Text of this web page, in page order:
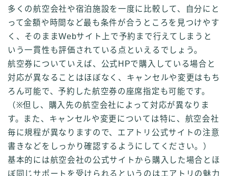
多くの航空会社や宿泊施設を一度に比較して、自分にと
って金額や時間など最も条件が合うところを見つけやす
く、そのままWebサイト上で予約まで行えてしまうと
いう一貫性も評価されている点といえるでしょう。
航空券についていえば、公式HPで購入している場合と
対応が異なることはほぼなく、キャンセルや変更はもち
ろん可能で、予約した航空券の座席指定も可能です。
（※但し、購入先の航空会社によって対応が異なりま
す。また、キャンセルや変更については特に、航空会社
毎に規程が異なりますので、エアトリ公式サイトの注意
書きなどをしっかり確認するようにしてください。）
基本的には航空会社の公式サイトから購入した場合とほ
ぼ同じサポートを受けられるというのはエアトリの魅力